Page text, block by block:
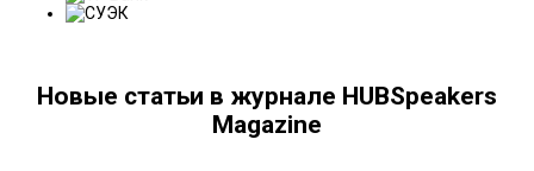
Новые статьи в журнале HUBSpeakers
Magazine